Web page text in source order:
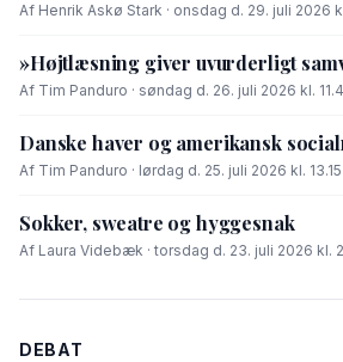
Af Henrik Askø Stark · onsdag d. 29. juli 2026
»Højtlæsning giver uvurderligt
Af Tim Panduro · søndag d. 26. juli 2026 kl.
Danske haver og amerikansk
Af Tim Panduro · lørdag d. 25. juli 2026 kl. 13.15
Sokker, sweatre og hyggesnak
Af Laura Videbæk · torsdag d. 23. juli 2026 kl.
DEBAT